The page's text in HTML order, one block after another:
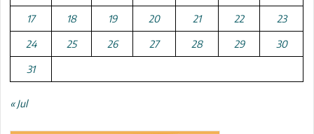
17 18 19 20 21 22 23
24 25 26 27 28 29 30
31
« Jul